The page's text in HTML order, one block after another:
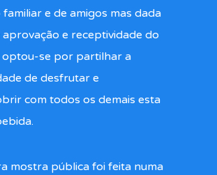
e de amigos mas dada
e receptividade do
optou-se por partilhar a
de desfrutar e
com todos os demais esta
mostra pública foi feita numa